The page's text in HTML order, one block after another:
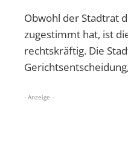
Obwohl der Stadtrat
zugestimmt hat, ist
rechtskräftig. Die
- Anzeige -